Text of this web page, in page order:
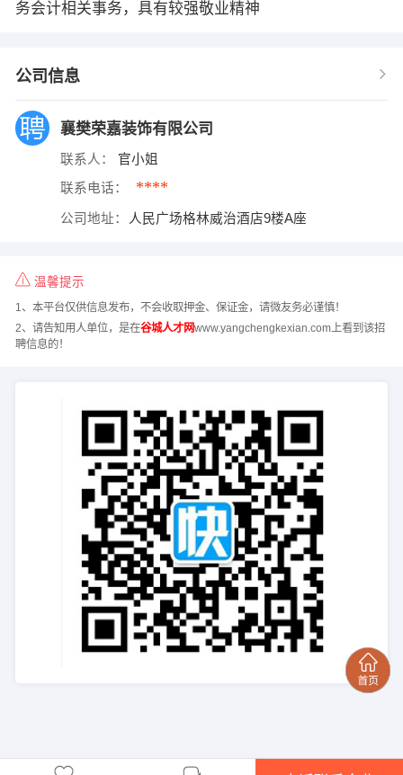
务会计相关事务，具有较强敬业精神
公司信息
襄樊荣嘉装饰有限公司
联系人： 官小姐
联系电话： ****
公司地址： 人民广场格林威治酒店9楼A座
温馨提示
1、本平台仅供信息发布，不会收取押金、保证金，请微友务必谨慎！
2、请告知用人单位，是在谷城人才网www.yangchengkexian.com上看到该招
聘信息的！